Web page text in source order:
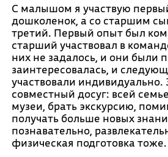
С малышом я участвую
дошколенок, а со старшим
третий. Первый опыт был
старший участвовал в
них не задалось, и они были
заинтересовалась, и
участвовали индивидуально.
совместный досуг: всей
музеи, брать экскурсию,
получать больше новых
познавательно,
физическая подготовка тоже.